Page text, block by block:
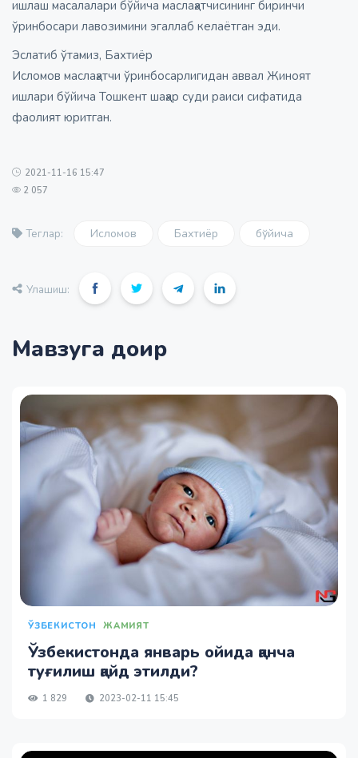
ишлаш масалалари бўйича маслаҳатчисининг биринчи
ўринбосари лавозимини эгаллаб келаётган эди.
Эслатиб ўтамиз, Бахтиёр
Исломов маслаҳатчи ўринбосарлигидан аввал Жиноят
ишлари бўйича Тошкент шаҳар суди раиси сифатида
фаолият юритган.
2021-11-16 15:47
2 057
Теглар: Исломов Бахтиёр бўйича
Улашиш:
Мавзуга доир
ЎЗБЕКИСТОН ЖАМИЯТ
Ўзбекистонда январь ойида қанча
туғилиш қайд этилди?
1 829 2023-02-11 15:45